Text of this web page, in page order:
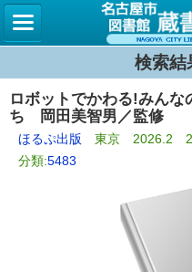
検索結
ロボットでかわる!みん
ち 岡田美智男／監修
ほるぷ出版 東京 2026.2
分類:5483